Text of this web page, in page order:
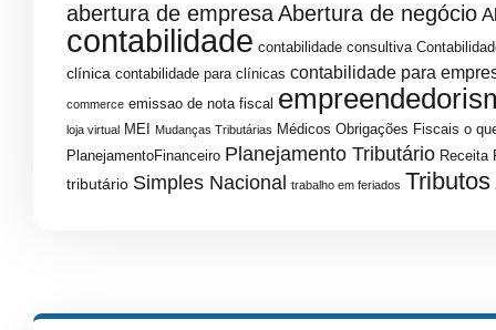
abertura de empresaAbertura de negócio
contabilidade contabilidade consultiva
clínica contabilidade para clínicas contabilidade para
commerce emissao de nota fiscal
loja virtual MEI Mudanças Tributárias Médicos Obrigações Fiscais o
PlanejamentoFinanceiro Planejamento Tributário Receita
tributário Simples Nacional trabalho em feriados Tributos